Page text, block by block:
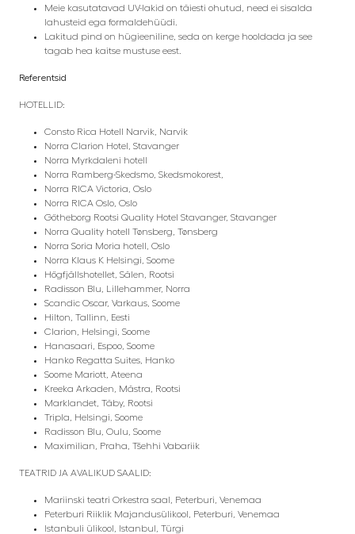
Meie kasutatavad UV-lakid on täiesti ohutud, need ei sisalda
lahusteid ega formaldehüüdi.
Lakitud pind on hügieeniline, seda on kerge hooldada ja see
tagab hea kaitse mustuse eest.
Referentsid
HOTELLID:
Consto Rica Hotell Narvik, Narvik
Norra Clarion Hotel, Stavanger
Norra Myrkdaleni hotell
Norra Ramberg-Skedsmo, Skedsmokorest,
Norra RICA Victoria, Oslo
Norra RICA Oslo, Oslo
Götheborg Rootsi Quality Hotel Stavanger, Stavanger
Norra Quality hotell Tønsberg, Tønsberg
Norra Soria Moria hotell, Oslo
Norra Klaus K Helsingi, Soome
Högfjällshotellet, Sälen, Rootsi
Radisson Blu, Lillehammer, Norra
Scandic Oscar, Varkaus, Soome
Hilton, Tallinn, Eesti
Clarion, Helsingi, Soome
Hanasaari, Espoo, Soome
Hanko Regatta Suites, Hanko
Soome Mariott, Ateena
Kreeka Arkaden, Mästra, Rootsi
Marklandet, Täby, Rootsi
Tripla, Helsingi, Soome
Radisson Blu, Oulu, Soome
Maximilian, Praha, Tšehhi Vabariik
TEATRID JA AVALIKUD SAALID:
Mariinski teatri Orkestra saal, Peterburi, Venemaa
Peterburi Riiklik Majandusülikool, Peterburi, Venemaa
Istanbuli ülikool, Istanbul, Türgi